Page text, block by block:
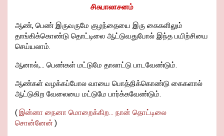
சிசுபாலாசனம்
ஆண், பெண் இருவருமே குழந்தையை இரு கைகளிலும்
தாங்கிக்கொண்டு தொட்டிலை ஆட்டுவதுபோல் இந்த பயிற்சியை
செய்யலாம்.
ஆனால்,... பெண்கள் மட்டுமே தாலாட்டு பாடவேண்டும்.
ஆண்கள் வழக்கப்போல வாயை பொத்திக்கொண்டு கைகளால்
ஆட்டுகிற வேலையை மட்டுமே பார்க்கவேண்டும்.
(இன்னா நைனா மொறைக்கிற... நான் தொட்டிலை
சொன்னேன் )